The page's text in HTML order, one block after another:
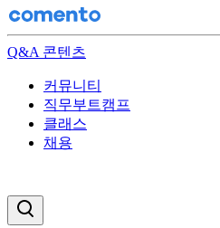
Q&A 콘텐츠
커뮤니티
직무부트캠프
클래스
채용